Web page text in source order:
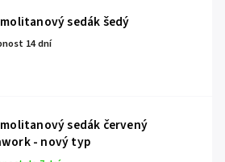
sedák šedý
14 dní
sedák červený
- nový typ